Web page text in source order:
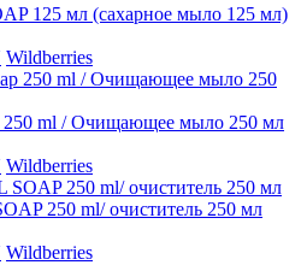
125 мл (cахарное мыло 125 мл)
Wildberries
250 ml / Очищающее мыло 250 мл
Wildberries
250 ml/ очиститель 250 мл
Wildberries